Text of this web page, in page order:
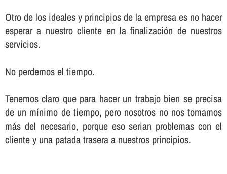
Otro de los ideales y principios de la empresa es no hacer
esperar a nuestro cliente en la finalización de nuestros
servicios.
No perdemos el tiempo.
Tenemos claro que para hacer un trabajo bien se precisa
de un mí­nimo de tiempo, pero nosotros no nos tomamos
más del necesario, porque eso serian problemas con el
cliente y una patada trasera a nuestros principios.